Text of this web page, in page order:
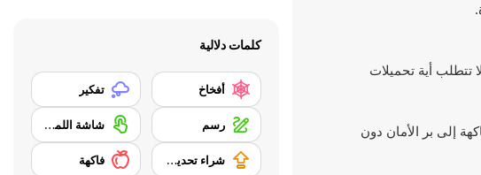
إلى بر الأمان دون
كلمات دلالية
أفخاخ تفكير
رسم شاشة اللمس
شراء تحديث المعدات فاكهة